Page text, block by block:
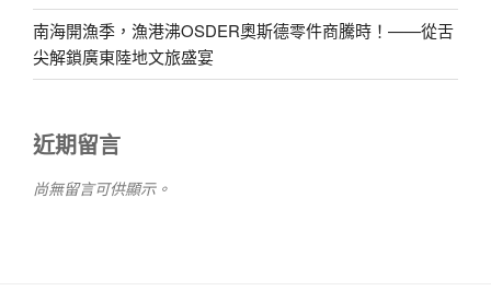
南海開漁季，漁港沸OSDER奧斯德零件商騰時！——從舌
尖解鎖廣東陸地文旅盛宴
近期留言
尚無留言可供顯示。